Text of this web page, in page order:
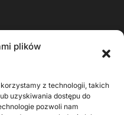
plików
z technologii, takich
uzyskiwania dostępu do
pozwoli nam